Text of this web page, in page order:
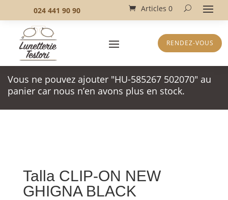
024 441 90 90 Articles 0
RENDEZ-VOUS
Vous ne pouvez ajouter "HU-585267 502070" au
panier car nous n’en avons plus en stock.
Talla CLIP-ON NEW
GHIGNA BLACK